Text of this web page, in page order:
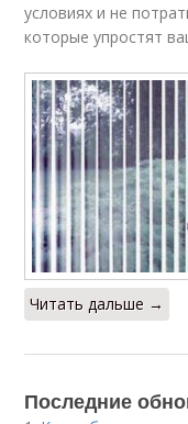
условиях и не
которые упростят
Читать дальше →
Последние